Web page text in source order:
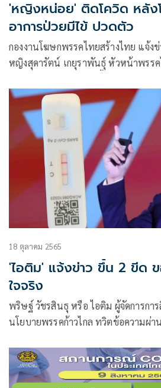
'หญิงหน่อย' ติดโควิด หลัง
อาการป่วยมีไข้ ปวดตัว
กองงานโฆษกพรรคไทยสร้างไทย แจ้ง
หญิงสุดารัตน์ เกยุราพันธุ์ หัวหน้าพรรค
ซึ่งคาดว่าจะได้รับเชื้อจากการลุยทำงาน
ให้กำลังใจและช่วยเหลือพี่น้องประช
18 ตุลาคม 2565
'ไอติม' แจ้งข่าว ขึ้น 2 ขีด
ใจจริง
พริษฐ์ วัชรสินธุ หรือ ไอติม ผู้จัดการกา
นโยบายพรรคก้าวไกล ทวิตข้อความผ่า